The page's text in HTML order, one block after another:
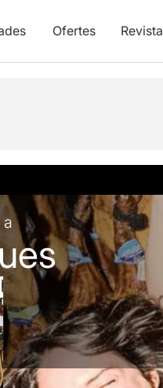
Ofertes Revista
i vídeos